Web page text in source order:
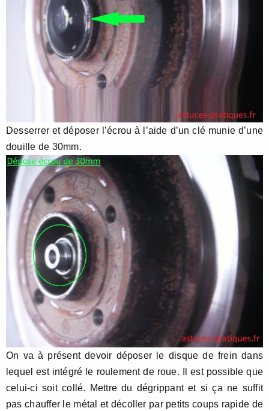
Desserrer et déposer l’écrou à l’aide d’un clé munie d’une
douille de 30mm.
On va à présent devoir déposer le disque de frein dans
lequel est intégré le roulement de roue. Il est possible que
celui-ci soit collé. Mettre du dégrippant et si ça ne suffit
pas chauffer le métal et décoller par petits coups rapide de